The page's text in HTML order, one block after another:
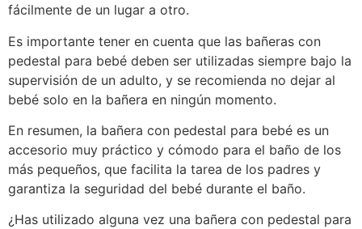
fácilmente de un lugar a otro.
Es importante tener en cuenta que las bañeras con
pedestal para bebé deben ser utilizadas siempre bajo la
supervisión de un adulto, y se recomienda no dejar al
bebé solo en la bañera en ningún momento.
En resumen, la bañera con pedestal para bebé es un
accesorio muy práctico y cómodo para el baño de los
más pequeños, que facilita la tarea de los padres y
garantiza la seguridad del bebé durante el baño.
¿Has utilizado alguna vez una bañera con pedestal para